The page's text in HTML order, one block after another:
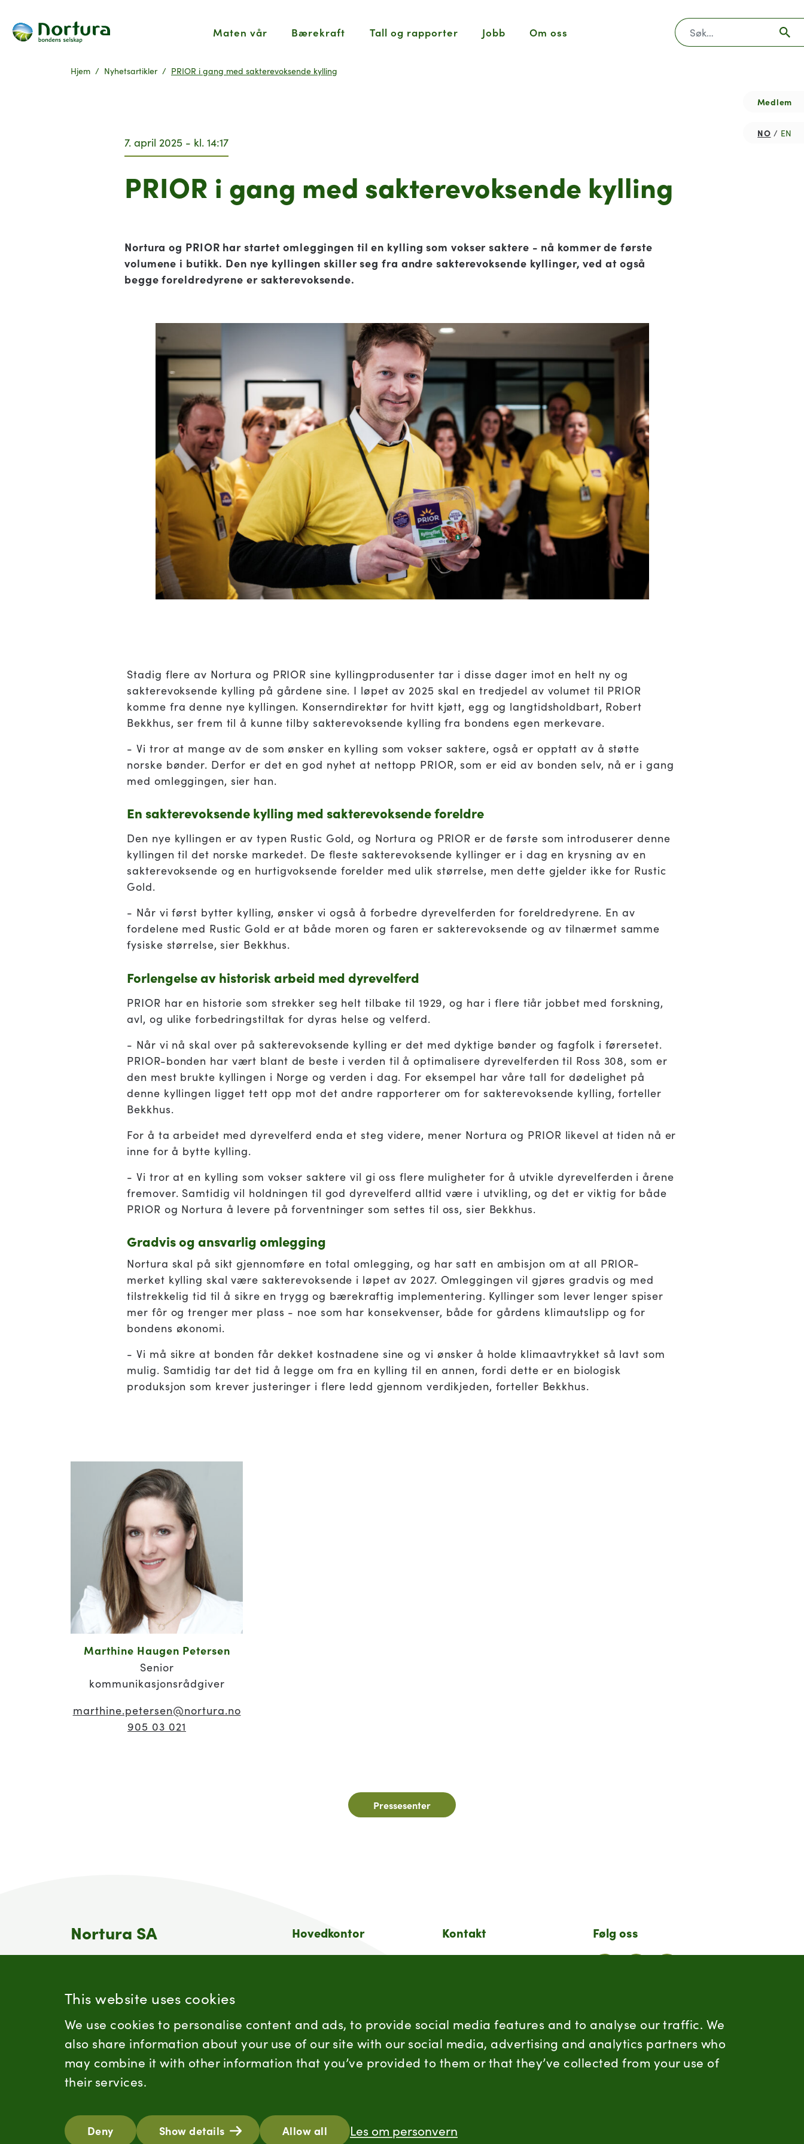
This website uses cookies
We use cookies to personalise content and ads, to provide social media features and to analyse our traffic. We
also share information about your use of our site with our social media, advertising and analytics partners who
may combine it with other information that you’ve provided to them or that they’ve collected from your use of
their services.
Deny Show details Allow all Les om personvern
Maten vår Bærekraft Tall og rapporter Jobb Om oss Søk
Medlem
NO EN
Hjem Nyhetsartikler PRIOR i gang med sakterevoksende kylling
7. april 2025 - kl. 14:17
PRIOR i gang med sakterevoksende kylling
Nortura og PRIOR har startet omleggingen til en kylling som vokser saktere - nå kommer de første
volumene i butikk. Den nye kyllingen skiller seg fra andre sakterevoksende kyllinger, ved at også
begge foreldredyrene er sakterevoksende.
Stadig flere av Nortura og PRIOR sine kyllingprodusenter tar i disse dager imot en helt ny og
sakterevoksende kylling på gårdene sine. I løpet av 2025 skal en tredjedel av volumet til PRIOR
komme fra denne nye kyllingen. Konserndirektør for hvitt kjøtt, egg og langtidsholdbart, Robert
Bekkhus, ser frem til å kunne tilby sakterevoksende kylling fra bondens egen merkevare.
- Vi tror at mange av de som ønsker en kylling som vokser saktere, også er opptatt av å støtte
norske bønder. Derfor er det en god nyhet at nettopp PRIOR, som er eid av bonden selv, nå er i gang
med omleggingen, sier han.
En sakterevoksende kylling med sakterevoksende foreldre
Den nye kyllingen er av typen Rustic Gold, og Nortura og PRIOR er de første som introduserer denne
kyllingen til det norske markedet. De fleste sakterevoksende kyllinger er i dag en krysning av en
sakterevoksende og en hurtigvoksende forelder med ulik størrelse, men dette gjelder ikke for Rustic
Gold.
- Når vi først bytter kylling, ønsker vi også å forbedre dyrevelferden for foreldredyrene. En av
fordelene med Rustic Gold er at både moren og faren er sakterevoksende og av tilnærmet samme
fysiske størrelse, sier Bekkhus.
Forlengelse av historisk arbeid med dyrevelferd
PRIOR har en historie som strekker seg helt tilbake til 1929, og har i flere tiår jobbet med forskning,
avl, og ulike forbedringstiltak for dyras helse og velferd.
- Når vi nå skal over på sakterevoksende kylling er det med dyktige bønder og fagfolk i førersetet.
PRIOR-bonden har vært blant de beste i verden til å optimalisere dyrevelferden til Ross 308, som er
den mest brukte kyllingen i Norge og verden i dag. For eksempel har våre tall for dødelighet på
denne kyllingen ligget tett opp mot det andre rapporterer om for sakterevoksende kylling, forteller
Bekkhus.
For å ta arbeidet med dyrevelferd enda et steg videre, mener Nortura og PRIOR likevel at tiden nå er
inne for å bytte kylling.
- Vi tror at en kylling som vokser saktere vil gi oss flere muligheter for å utvikle dyrevelferden i årene
fremover. Samtidig vil holdningen til god dyrevelferd alltid være i utvikling, og det er viktig for både
PRIOR og Nortura å levere på forventninger som settes til oss, sier Bekkhus.
Gradvis og ansvarlig omlegging
Nortura skal på sikt gjennomføre en total omlegging, og har satt en ambisjon om at all PRIOR-
merket kylling skal være sakterevoksende i løpet av 2027. Omleggingen vil gjøres gradvis og med
tilstrekkelig tid til å sikre en trygg og bærekraftig implementering. Kyllinger som lever lenger spiser
mer fôr og trenger mer plass - noe som har konsekvenser, både for gårdens klimautslipp og for
bondens økonomi.
- Vi må sikre at bonden får dekket kostnadene sine og vi ønsker å holde klimaavtrykket så lavt som
mulig. Samtidig tar det tid å legge om fra en kylling til en annen, fordi dette er en biologisk
produksjon som krever justeringer i flere ledd gjennom verdikjeden, forteller Bekkhus.
Marthine Haugen Petersen
Senior
kommunikasjonsrådgiver
marthine.petersen@nortura.no
905 03 021
Pressesenter
Nortura SA
eget selskap og et samvirke som eies
av omlag 15 200 norske bønder.
Hovedkontor
0191 Oslo
Orgnummer
938 752 648
Kontakt
firmapost@nortura.no
Følg oss
Hold deg oppdatert
RSS